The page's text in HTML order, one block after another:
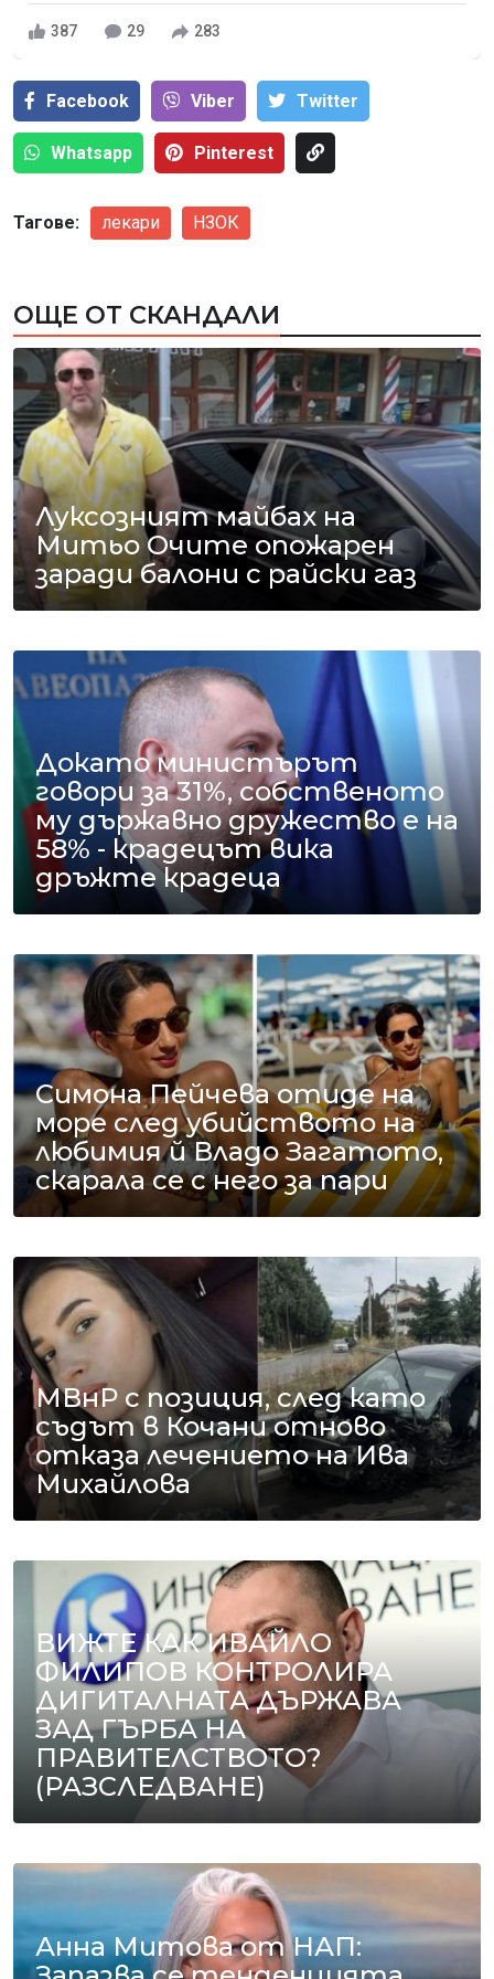
387 29 283
Facebook Viber Тwitter
Whatsapp Pinterest
Тагове: лекари НЗОК
ОЩЕ ОТ СКАНДАЛИ
Луксозният майбах на
Митьо Очите опожарен
заради балони с райски газ
Докато министърът
говори за 31%, собственото
му държавно дружество е на
58% - крадецът вика
дръжте крадеца
Симона Пейчева отиде на
море след убийството на
любимия й Владо Загатото,
скарала се с него за пари
МВнР с позиция, след като
съдът в Кочани отново
отказа лечението на Ива
Михайлова
ВИЖТЕ КАК ИВАЙЛО
ФИЛИПОВ КОНТРОЛИРА
ДИГИТАЛНАТА ДЪРЖАВА
ЗАД ГЪРБА НА
ПРАВИТЕЛСТВОТО?
(РАЗСЛЕДВАНЕ)
Анна Митова от НАП: